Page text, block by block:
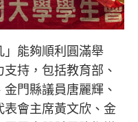
能夠順利圓滿舉
持，包括教育部、
門縣議員唐麗輝、
會主席黃文欣、 金